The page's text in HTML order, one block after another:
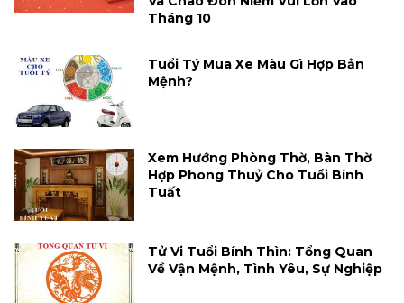
Tháng 10
Tuổi Tý Mua Xe Màu Gì Hợp Bản
Mệnh?
Xem Hướng Phòng Thờ, Bàn Thờ
Hợp Phong Thuỷ Cho Tuổi Bính
Tuất
Tử Vi Tuổi Bính Thìn: Tổng Quan
Về Vận Mệnh, Tình Yêu, Sự Nghiệp